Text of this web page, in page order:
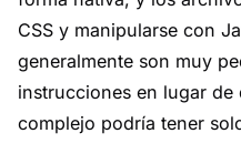
CSS y manipularse con
generalmente son muy
instrucciones en lugar
complejo podría tener